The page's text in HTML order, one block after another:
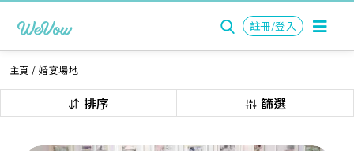
註冊/登入
主頁 /婚宴場地
排序 篩選